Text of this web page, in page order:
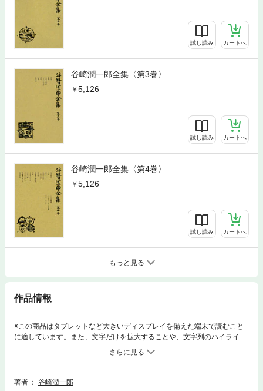
試し読み カートへ
谷崎潤一郎全集〈第3巻〉
5,126
試し読み カートへ
谷崎潤一郎全集〈第4巻〉
5,126
試し読み カートへ
もっと見る
作品情報
※この商品はタブレットなど大きいディスプレイを備えた端末で読むこと
に適しています。また、文字だけを拡大することや、文字列のハイライ
ト、検索、辞書の参照、引用などの機能が使用できません。文豪谷崎潤一
郎の小説、随筆と書簡多数を収録した愛蔵版全30巻。（収録作品）蓼喰ふ
虫／三人法師／乱菊物語
著者
谷崎潤一郎